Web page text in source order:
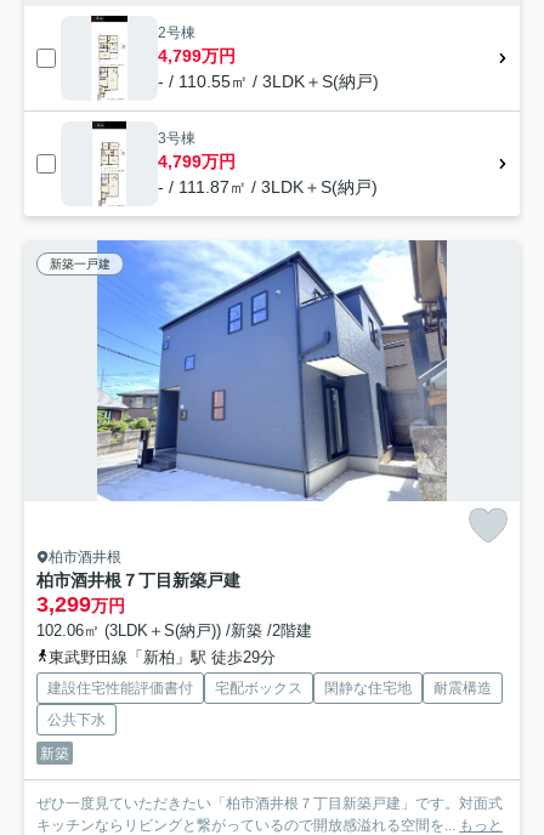
2号棟
4,799万円
- / 110.55㎡ / 3LDK＋S(納戸)
3号棟
4,799万円
- / 111.87㎡ / 3LDK＋S(納戸)
新築一戸建
柏市酒井根
柏市酒井根７丁目新築戸建
3,299万円
102.06㎡ (3LDK＋S(納戸)) /新築 /2階建
東武野田線「新柏」駅 徒歩29分
建設住宅性能評価書付 宅配ボックス 閑静な住宅地
耐震構造
公共下水
新築
ぜひ一度見ていただきたい「柏市酒井根７丁目新築戸建」です。対面式
キッチンならリビングと繋がっているので開放感溢れる空間を... もっと